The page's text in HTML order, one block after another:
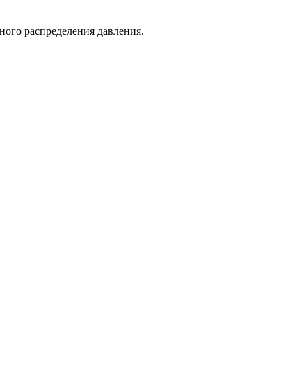
распределения давления.